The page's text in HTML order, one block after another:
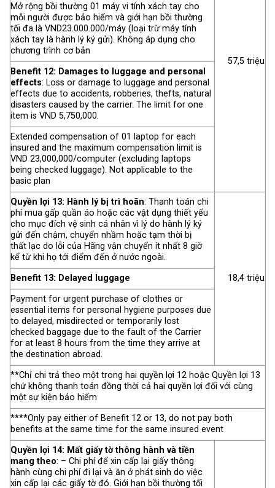
57,5 triệu
Mở rộng bồi thường 01 máy vi tính xách tay cho
mỗi người được bảo hiểm và giới hạn bồi thường
tối đa là VND23.000.000/máy (loại trừ máy tính
xách tay là hành lý ký gửi). Không áp dụng cho
chương trình cơ bản
Benefit 12: Damages to luggage and personal
effects: Loss or damage to luggage and personal
effects due to accidents, robberies, thefts, natural
disasters caused by the carrier. The limit for one
item is VND 5,750,000.
Extended compensation of 01 laptop for each
insured and the maximum compensation limit is
VND 23,000,000/computer (excluding laptops
being checked luggage). Not applicable to the
basic plan
Quyền lợi 13: Hành lý bị trì hoãn: Thanh toán chi
phí mua gấp quần áo hoặc các vật dụng thiết yếu
cho mục đích vệ sinh cá nhân vì lý do hành lý ký
gửi đến chậm, chuyển nhầm hoặc tạm thời bị
thất lạc do lỗi của Hãng vận chuyển ít nhất 8 giờ
kể từ khi họ tới điểm đến ở nước ngoài.
18,4 triệu
Benefit 13: Delayed luggage
Payment for urgent purchase of clothes or
essential items for personal hygiene purposes due
to delayed, misdirected or temporarily lost
checked baggage due to the fault of the Carrier
for at least 8 hours from the time they arrive at
the destination abroad.
**Chỉ chi trả theo một trong hai quyền lợi 12 hoặc Quyền lợi 13
chứ không thanh toán đồng thời cả hai quyền lợi đối với cùng
một sự kiện bảo hiểm
****Only pay either of Benefit 12 or 13, do not pay both
benefits at the same time for the same insured event
Quyền lợi 14: Mất giấy tờ thông hành và tiền
mang theo: – Chi phí để xin cấp lại giấy thông
hành cùng chi phí đi lại và ăn ở phát sinh do việc
xin cấp lại các giấy tờ đó. Giới hạn bồi thường tối